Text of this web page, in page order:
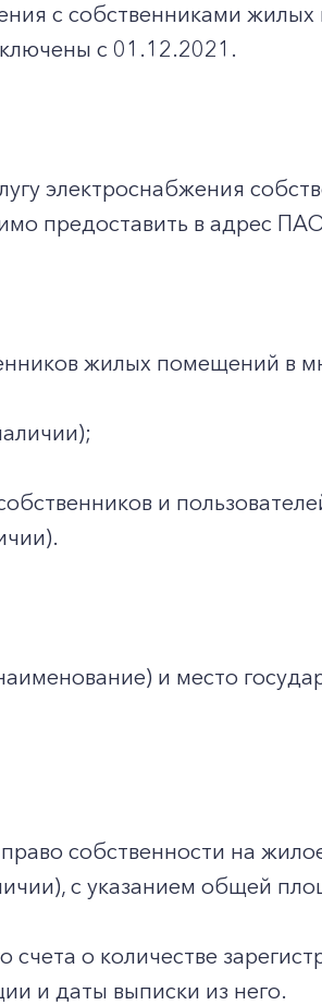
с собственниками
с 01.12.2021.
электроснабжения
предоставить в адрес
жилых помещений в
и
и место
собственности на
с указанием общей
счета о количестве
и даты выписки из него.